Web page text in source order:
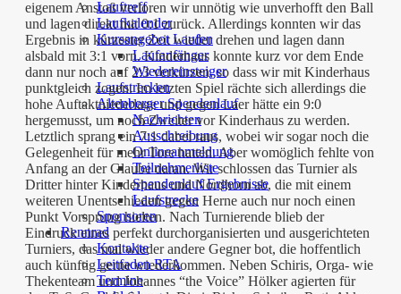
Lauftreff
Laufkalender
Kursangebot Laufen
Laufanfänger
Wiedereinsteiger
Laufstrecken
Altenberger Spendenlauf
Nachrichten
Ausschreibung
Onlineanmeldung
Teilnehmerliste
Spendenlauf Ergebnisse
Laufstrecke
Sponsoren
Rennrad
Kontakte
Leitfaden RTA
Termine
eigenem Anstoß verloren wir unnötig wie unverhofft den Ball
und lagen direkt mit 0:1 zurück. Allerdings konnten wir das
Ergebnis in kürzester Zeit wieder drehen und lagen dann
alsbald mit 3:1 vorn. Kinderhaus konnte kurz vor dem Ende
dann nur noch auf 2:3 verkürzen, so dass wir mit Kinderhaus
punktgleich zogen. Im letzten Spiel rächte sich allerdings die
hohe Auftaktniederlage und gegen Laer hätte ein 9:0
hergemusst, um noch Zweiter vor Kinderhaus zu werden.
Letztlich sprang ein 7:1 dabei raus, wobei wir sogar noch die
Gelegenheit für mehr Tore hatten. Aber womöglich fehlte von
Anfang an der Glaube daran. Wir schlossen das Turnier als
Dritter hinter Kinderhaus und Nordhorn ab, die mit einem
weiteren Unentschieden gegen Herne auch nur noch einen
Punkt Vorsprung hielten. Nach Turnierende blieb der
Eindruck eines perfekt durchorganisierten und ausgerichteten
Turniers, das mal wieder andere Gegner bot, die hoffentlich
auch künftig gerne wiederkommen. Neben Schiris, Orga- wie
Thekenteam und Johannes “the Voice” Hölker agierten für